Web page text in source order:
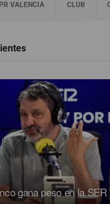
PR VALENCIA CLUB
gana peso en la SER